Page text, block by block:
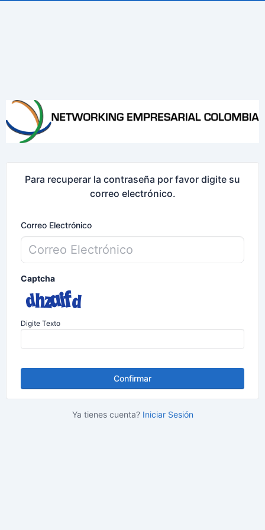
Para recuperar la contraseña por favor digite su
correo electrónico.
Correo Electrónico
Captcha
Digite Texto
Confirmar
Ya tienes cuenta? Iniciar Sesión